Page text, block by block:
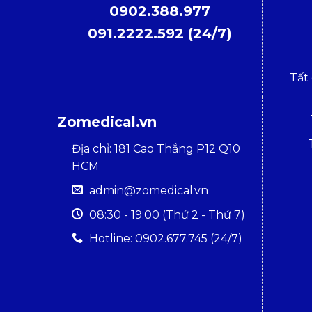
0902.388.977
091.2222.592 (24/7)
Tất
Zomedical.vn
Địa chỉ: 181 Cao Thắng P12 Q10
HCM
admin@zomedical.vn
08:30 - 19:00 (Thứ 2 - Thứ 7)
Hotline: 0902.677.745 (24/7)